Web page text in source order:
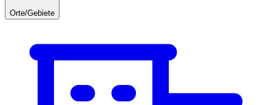
Orte/Gebiete